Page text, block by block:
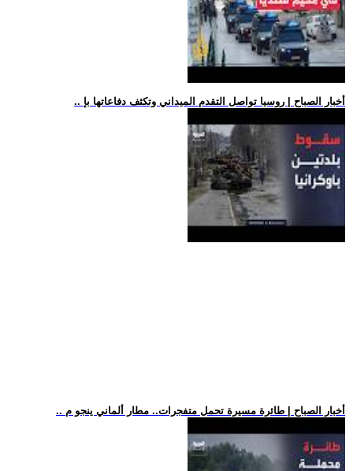
.. أخبار الصباح | روسيا تواصل التقدم الميداني وتكثف دفاعاتها بإ
.. أخبار الصباح | طائرة مسيرة تحمل متفجرات.. مطار ألماني ينجو م